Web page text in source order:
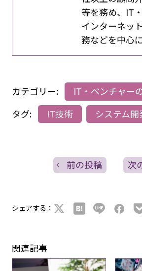
等を務め、IT
インターネッ
務などを中心
カテゴリー:
IT・ベンチャー
タグ:
IT技術 システム開
前の投稿 次
シェアする：
関連記事